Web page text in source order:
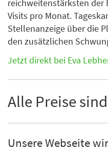
reichweitenstärksten der
Visits pro Monat.
Stellenanzeige über die
den zusätzlichen
Jetzt direkt bei Eva
Alle Preise
Unsere Webseite